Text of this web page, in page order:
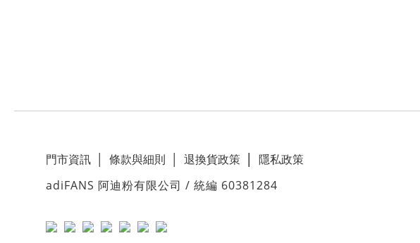
門市資訊 條款與細則 退換貨政策 隱私政策
adiFANS 阿迪粉有限公司 / 統編 60381284